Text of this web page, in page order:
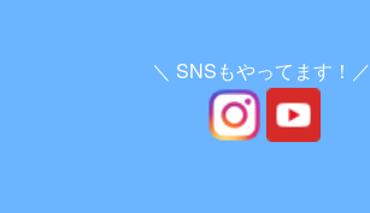
＼ SNSもやってます！／